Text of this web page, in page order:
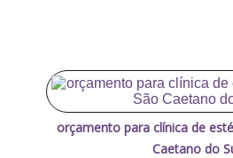
orçamento para clínica de
Caetano do